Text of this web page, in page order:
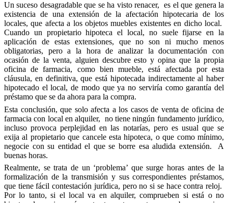
Un suceso desagradable que se ha visto renacer, es el que genera la
existencia de una extensión de la afectación hipotecaria de los
locales, que afecta a los objetos muebles existentes en dicho local.
Cuando un propietario hipoteca el local, no suele fijarse en la
aplicación de estas extensiones, que no son ni mucho menos
obligatorias, pero a la hora de analizar la documentación con
ocasión de la venta, alguien descubre esto y opina que la propia
oficina de farmacia, como bien mueble, está afectada por esta
cláusula, en definitiva, que está hipotecada indirectamente al haber
hipotecado el local, de modo que ya no serviría como garantía del
préstamo que se da ahora para la compra.
Esta conclusión, que solo afecta a los casos de venta de oficina de
farmacia con local en alquiler, no tiene ningún fundamento jurídico,
incluso provoca perplejidad en las notarías, pero es usual que se
exija al propietario que cancele esta hipoteca, o que como mínimo,
negocie con su entidad el que se borre esa aludida extensión. A
buenas horas.
Realmente, se trata de un ‘problema’ que surge horas antes de la
formalización de la transmisión y sus correspondientes préstamos,
que tiene fácil contestación jurídica, pero no si se hace contra reloj.
Por lo tanto, si el local va en alquiler, comprueben si está o no